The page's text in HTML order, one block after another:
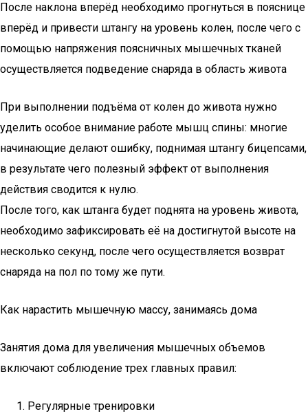
После наклона вперёд необходимо прогнуться в пояснице
вперёд и привести штангу на уровень колен, после чего с
помощью напряжения поясничных мышечных тканей
осуществляется подведение снаряда в область живота
При выполнении подъёма от колен до живота нужно
уделить особое внимание работе мышц спины: многие
начинающие делают ошибку, поднимая штангу бицепсами,
в результате чего полезный эффект от выполнения
действия сводится к нулю.
После того, как штанга будет поднята на уровень живота,
необходимо зафиксировать её на достигнутой высоте на
несколько секунд, после чего осуществляется возврат
снаряда на пол по тому же пути.
Как нарастить мышечную массу, занимаясь дома
Занятия дома для увеличения мышечных объемов
включают соблюдение трех главных правил:
Регулярные тренировки